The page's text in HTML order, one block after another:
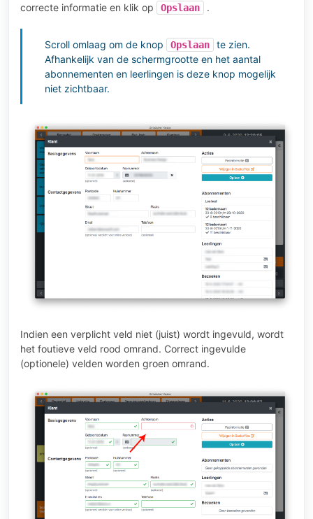
correcte informatie en klik op
Opslaan .
Scroll omlaag om de knop Opslaan
te zien.
Afhankelijk van de schermgrootte en het aantal
abonnementen en leerlingen is deze knop mogelijk
niet zichtbaar.
Indien een verplicht veld niet (juist) wordt ingevuld, wordt
het foutieve veld rood omrand. Correct ingevulde
(optionele) velden worden groen omrand.